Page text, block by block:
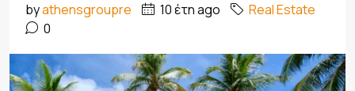
byathensgroupre 10 έτη ago
Real Estate
0